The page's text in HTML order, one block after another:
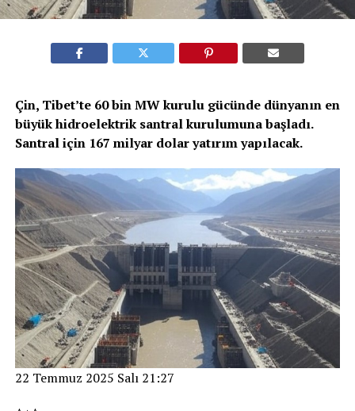
Çin, Tibet’te 60 bin MW kurulu gücünde dünyanın en
büyük hidroelektrik santral kurulumuna başladı.
Santral için 167 milyar dolar yatırım yapılacak.
22 Temmuz 2025 Salı 21:27